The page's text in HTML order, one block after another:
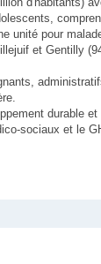
unité pour
et Gentilly
durable
sociaux et le